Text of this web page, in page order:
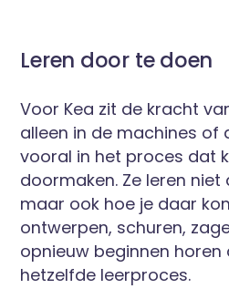
Leren door te doen
Voor Kea zit de kracht
alleen in de machines of
vooral in het proces dat
doormaken. Ze leren niet
maar ook hoe je daar
ontwerpen, schuren,
opnieuw beginnen horen
hetzelfde leerproces.